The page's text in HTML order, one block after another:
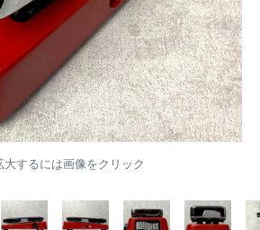
大するには画像をクリック